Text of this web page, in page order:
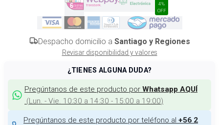
4%
OFF
Despacho domicilio a Santiago y Regiones
Revisar disponibilidad y valores
¿TIENES ALGUNA DUDA?
Pregúntanos de este producto por Whatsapp AQUÍ
(Lun. - Vie. 10:30 a 14:30 - 15:00 a 19:00)
Pregúntanos de este producto por teléfono al +56 2